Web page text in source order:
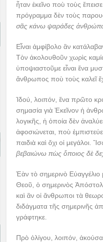
ἦταν ἐκεῖνο ποὺ τοὺς
πρόγραμμα δὲν τοὺς
σᾶς κάνω ψαράδες
Εἶναι ἀμφίβολο ἂν
Τὸν ἀκολουθοῦν χωρὶς
ὑποψιαστοῦμε εἶναι ἕνα
ἄνθρωπος ποὺ τοὺς καλεῖ
Ἰδού, λοιπόν, ἕνα πρῶτο
σημασία γιὰ Ἐκεῖνον ἡ
λογικῆς, ἡ ὁποία δὲν
ἀφοσιώνεται, ποὺ
παιδιὰ καὶ ὄχι οἱ μεγάλοι.
βεβαιώνω πὼς ὅποιος δὲ
Ἐὰν τὸ σημερινὸ Εὐαγγέλιο
Θεοῦ, ὁ σημερινὸς
καὶ ἂν οἱ ἄνθρωποι τὰ
διδάγματα τῆς σημερινῆς
γράφτηκε.
Πρὸ ὀλίγου, λοιπόν,